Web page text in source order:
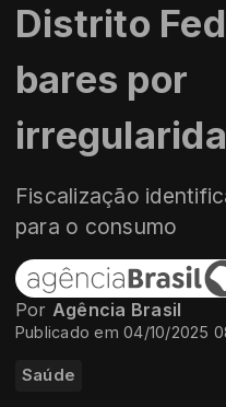
Distrito
bares por
Fiscalização
para o consumo
Por Agência Brasil
Publicado em 04/10/2025
Saúde